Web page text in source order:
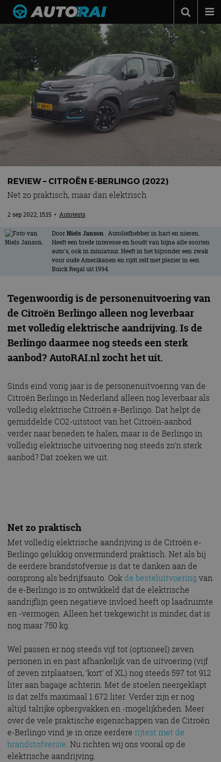
Autonieuws
Podcast
Autotests
Automerken
Adverteren
Contact
REVIEW – CITROËN E-BERLINGO (2022)
Net zo praktisch, maar dan elektrisch
2 sep 2022, 15:15 • Autotests
DoorNiels Janson . Autoliefhebber in hart en nieren.
Heeft een brede interesse en houdt van bijna alle soorten
auto's, ook in miniatuur. Heeft in het bijzonder een zwak
voor oude Amerikanen en rijdt zelf met plezier in een
Buick Regal uit 1994.
Tegenwoordig is de personenuitvoering van
de Citroën Berlingo alleen nog leverbaar
met volledig elektrische aandrijving. Is de
Berlingo daarmee nog steeds een sterk
aanbod? AutoRAI.nl zocht het uit.
Sinds eind vorig jaar is de personenuitvoering van de
Citroën Berlingo in Nederland alleen nog leverbaar als
volledig elektrische Citroën e-Berlingo. Dat helpt de
gemiddelde CO2-uitstoot van het Citroën-aanbod
verder naar beneden te halen, maar is de Berlingo in
volledig elektrische uitvoering nog steeds zo’n sterk
aanbod? Dat zoeken we uit.
Net zo praktisch
Met volledig elektrische aandrijving is de Citroën e-
Berlingo gelukkig onverminderd praktisch. Net als bij
de eerdere brandstofversie is dat te danken aan de
oorsprong als bedrijfsauto. Ookde besteluitvoering van
de e-Berlingo is zo ontwikkeld dat de elektrische
aandrijflijn geen negatieve invloed heeft op laadruimte
en -vermogen. Alleen het trekgewicht is minder, dat is
nog maar 750 kg.
Wel passen er nog steeds vijf tot (optioneel) zeven
personen in en past afhankelijk van de uitvoering (vijf
of zeven zitplaatsen, ‘kort’ of XL) nog steeds 597 tot 912
liter aan bagage achterin. Met de stoelen neergeklapt
is dat zelfs maximaal 1.672 liter. Verder zijn er nog
altijd talrijke opbergvakken en -mogelijkheden. Meer
over de vele praktische eigenschappen van de Citroën
e-Berlingo vind je in onze eerdere rijtest met de
brandstofversie. Nu richten wij ons vooral op de
elektrische aandrijving.